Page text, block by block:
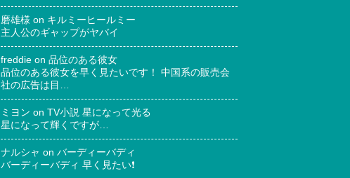
磨雄様 on キルミーヒールミー
主人公のギャップがヤバイ
freddie on 品位のある彼女
品位のある彼女を早く見たいです！ 中国系の販売会
社の広告は目…
ミヨン on TV小説 星になって光る
星になって輝くですが…
ナルシャ on バーディーバディ
バーディーバディ 早く見たい❗